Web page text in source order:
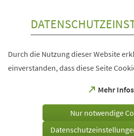
Durch die Nutzung dieser Website
einverstanden, dass diese Seite
Mehr Infos
(Öffnet
einem
Tab)
Nur notwendige